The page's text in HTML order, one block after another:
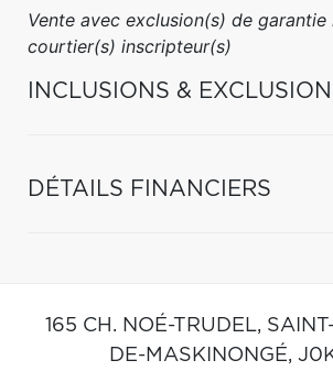
Vente avec exclusion(s) de
courtier(s) inscripteur(s)
INCLUSIONS &
DÉTAILS FINANCIERS
165 CH. NOÉ-TRUDEL,
DE-MASKINONGÉ,